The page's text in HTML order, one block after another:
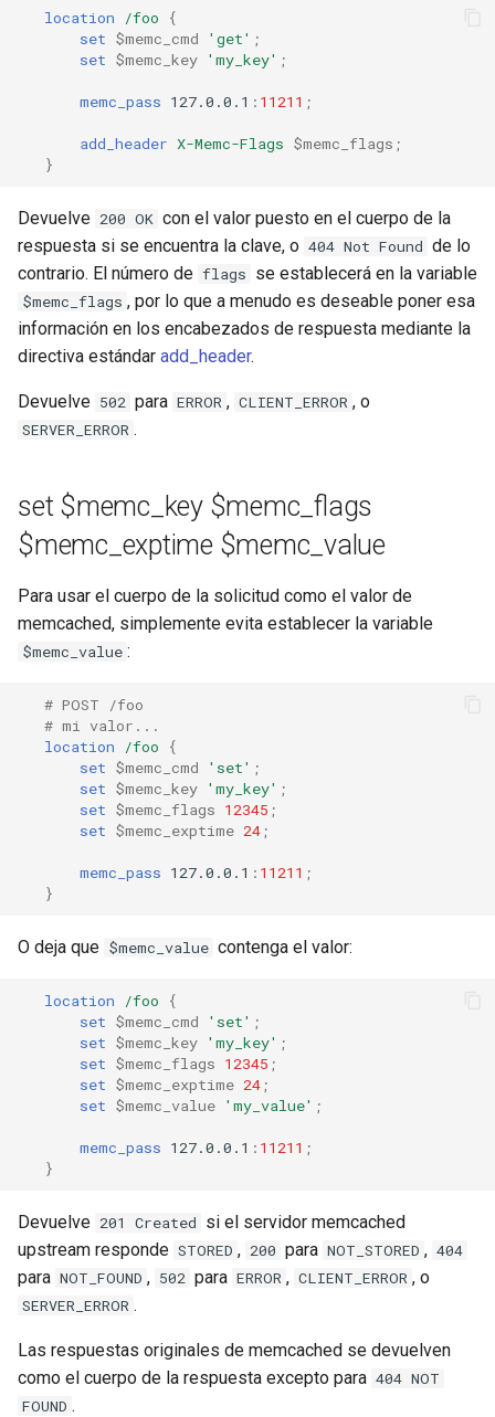
tsort
txid
upload
upstream
validation
vhost
waf
weauth
websocket-proxy
websocket
location /foo
{
set $memc_cmd 'get' ;
set $memc_key 'my_key' ;
memc_pass 127.0.0.1 : 11211 ;
add_header X-Memc-Flags $memc_flags ;
}
Devuelve 200 OK con el valor puesto en el cuerpo de la
respuesta si se encuentra la clave, o 404 Not Found de lo
contrario. El número de flags se establecerá en la variable
$memc_flags , por lo que a menudo es deseable poner esa
información en los encabezados de respuesta mediante la
directiva estándar add_header.
Devuelve 502 para ERROR , CLIENT_ERROR , o
SERVER_ERROR .
set $memc_key $memc_flags
$memc_exptime $memc_value
Para usar el cuerpo de la solicitud como el valor de
memcached, simplemente evita establecer la variable
$memc_value :
# POST /foo
# mi valor...
location
/foo
{
set $memc_cmd 'set' ;
set $memc_key 'my_key' ;
set $memc_flags 12345 ;
set $memc_exptime 24 ;
memc_pass 127.0.0.1 : 11211 ;
}
O deja que $memc_value contenga el valor:
location /foo
{
set $memc_cmd 'set' ;
set $memc_key 'my_key' ;
set $memc_flags 12345 ;
set $memc_exptime 24 ;
set $memc_value 'my_value' ;
memc_pass 127.0.0.1 : 11211 ;
}
Devuelve 201 Created si el servidor memcached
upstream responde STORED , 200 para NOT_STORED , 404
para NOT_FOUND , 502 para ERROR , CLIENT_ERROR , o
SERVER_ERROR .
Las respuestas originales de memcached se devuelven
como el cuerpo de la respuesta excepto para 404 NOT
FOUND .